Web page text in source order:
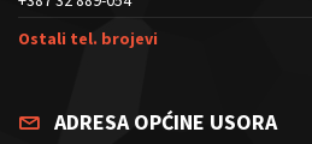
Ostali tel. brojevi
ADRESA OPĆINE USORA